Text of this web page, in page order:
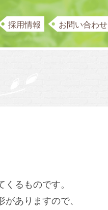
採用情報 お問い合わせ
るものです。
ありますので、